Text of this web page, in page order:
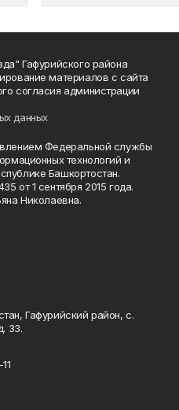
Гафурийского района
материалов с сайта
согласия администрации
данных
Федеральной службы
технологий и
Башкортостан.
от 1 сентября 2015 года.
Николаевна.
Гафурийский район, с.
33.